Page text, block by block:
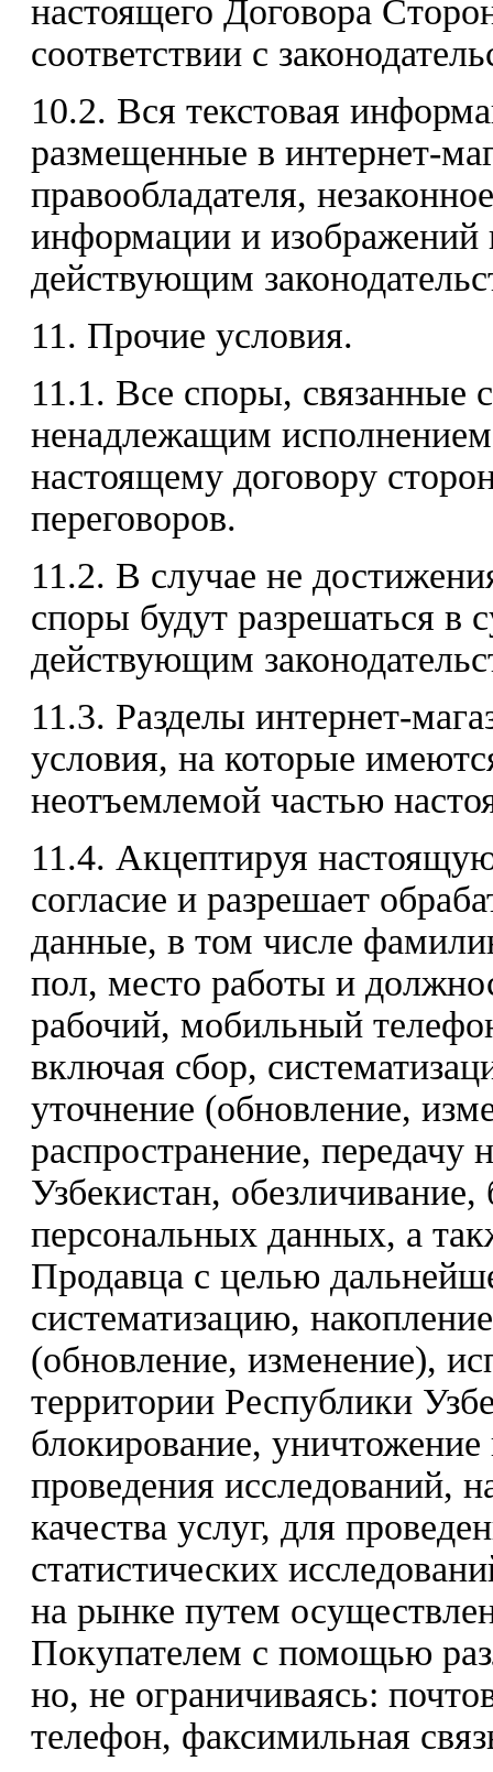
настоящего Договора
соответствии с
10.2. Вся текстовая
размещенные в интернет-
правообладателя,
информации и изображений
действующим
11. Прочие условия.
11.1. Все споры, связанные
ненадлежащим исполнением
настоящему договору
переговоров.
11.2. В случае не
споры будут разрешаться в
действующим
11.3. Разделы интернет-
условия, на которые
неотъемлемой частью
11.4. Акцептируя
согласие и разрешает
данные, в том числе
пол, место работы и
рабочий, мобильный
включая сбор,
уточнение (обновление,
распространение, передачу
Узбекистан,
персональных данных, а
Продавца с целью
систематизацию,
(обновление, изменение),
территории Республики
блокирование,
проведения исследований,
качества услуг, для
статистических
на рынке путем
Покупателем с помощью
но, не ограничиваясь:
телефон, факсимильная